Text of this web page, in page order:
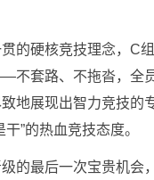
的硬核竞技理念，C
不套路、不拖沓，全
地展现出智力竞技的
”的热血竞技态度。
的最后一次宝贵机会